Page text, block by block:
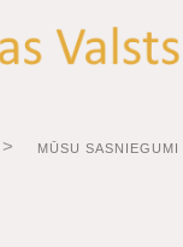
MŪSU SASNIEGUMI